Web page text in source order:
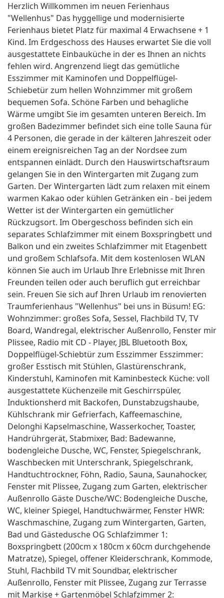
Herzlich Willkommen im neuen Ferienhaus
"Wellenhus" Das hyggellige und modernisierte
Ferienhaus bietet Platz für maximal 4 Erwachsene + 1
Kind. Im Erdgeschoss des Hauses erwartet Sie die voll
ausgestattete Einbauküche in der es Ihnen an nichts
fehlen wird. Angrenzend liegt das gemütliche
Esszimmer mit Kaminofen und Doppelflügel-
Schiebetür zum hellen Wohnzimmer mit großem
bequemen Sofa. Schöne Farben und behagliche
Wärme umgibt Sie im gesamten unteren Bereich. Im
großen Badezimmer befindet sich eine tolle Sauna für
4 Personen, die gerade in der kälteren Jahreszeit oder
einem ereignisreichen Tag an der Nordsee zum
entspannen einlädt. Durch den Hauswirtschaftsraum
gelangen Sie in den Wintergarten mit Zugang zum
Garten. Der Wintergarten lädt zum relaxen mit einem
warmen Kakao oder kühlen Getränken ein - bei jedem
Wetter ist der Wintergarten ein gemütlicher
Rückzugsort. Im Obergeschoss befinden sich ein
separates Schlafzimmer mit einem Boxspringbett und
Balkon und ein zweites Schlafzimmer mit Etagenbett
und großem Schlafsofa. Mit dem kostenlosen WLAN
können Sie auch im Urlaub Ihre Erlebnisse mit Ihren
Freunden teilen oder auch beruflich gut erreichbar
sein. Freuen Sie sich auf Ihren Urlaub im renovierten
Traumferienhaus "Wellenhus" bei uns in Büsum! EG:
Wohnzimmer: großes Sofa, Sessel, Flachbild TV, TV
Board, Wandregal, elektrischer Außenrollo, Fenster mir
Plissee, Radio mit CD - Player, JBL Bluetooth Box,
Doppelflügel-Schiebtür zum Esszimmer Esszimmer:
großer Esstisch mit Stühlen, Glastürenschrank,
Kinderstuhl, Kaminofen mit Kaminbesteck Küche: voll
ausgestattete Küchenzeile mit Geschirrspüler,
Induktionsherd mit Backofen, Dunstabzugshaube,
Kühlschrank mir Gefrierfach, Kaffeemaschine,
Delonghi Kapselmaschine, Wasserkocher, Toaster,
Handrührgerät, Stabmixer, Bad: Badewanne,
bodengleiche Dusche, WC, Fenster, Spiegelschrank,
Waschbecken mit Unterschrank, Spiegelschrank,
Handtuchtrockner, Föhn, Radio, Sauna, Saunahocker,
Fenster mit Plissee, Zugang zum Garten, elektrischer
Außenrollo Gäste Dusche/WC: Bodengleiche Dusche,
WC, kleiner Spiegel, Handtuchwärmer, Fenster HWR:
Waschmaschine, Zugang zum Wintergarten, Garten,
Bad und Gästedusche OG Schlafzimmer 1:
Boxspringbett (200cm x 180cm x 60cm durchgehende
Matratze), Spiegel, offener Kleiderschrank, Kommode,
Stuhl, Flachbild TV mit Soundbar, elektrischer
Außenrollo, Fenster mit Plissee, Zugang zur Terrasse
mit Markise + Gartenmöbel Schlafzimmer 2: